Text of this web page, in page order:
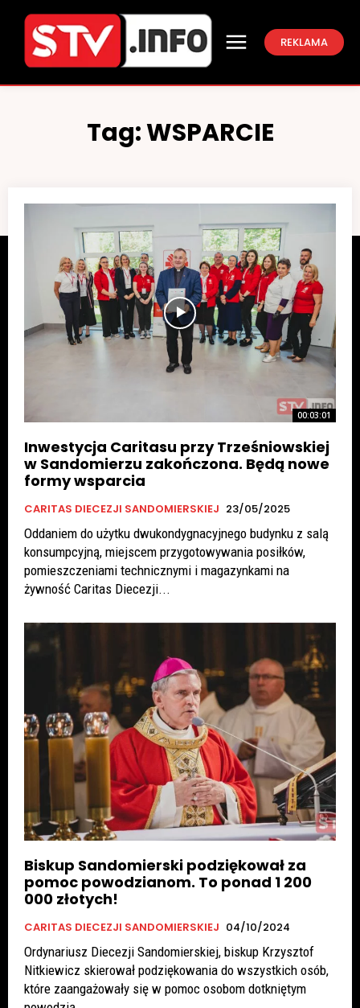
REKLAMA
Tag:WSPARCIE
00:03:01
Inwestycja Caritasu przy Trześniowskiej
w Sandomierzu zakończona. Będą nowe
formy wsparcia
CARITAS DIECEZJI SANDOMIERSKIEJ 23/05/2025
Oddaniem do użytku dwukondygnacyjnego budynku z salą
konsumpcyjną, miejscem przygotowywania posiłków,
pomieszczeniami technicznymi i magazynkami na
żywność Caritas Diecezji...
Biskup Sandomierski podziękował za
pomoc powodzianom. To ponad 1 200
000 złotych!
CARITAS DIECEZJI SANDOMIERSKIEJ 04/10/2024
Ordynariusz Diecezji Sandomierskiej, biskup Krzysztof
Nitkiewicz skierował podziękowania do wszystkich osób,
które zaangażowały się w pomoc osobom dotkniętym